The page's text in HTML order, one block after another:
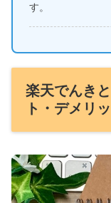
す。
楽天でんき
ト・デメリ